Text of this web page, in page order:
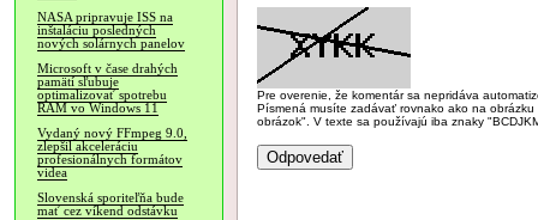
NASA pripravuje ISS na
inštaláciu posledných
nových solárnych panelov
Microsoft v čase drahých
pamätí sľubuje
optimalizovať spotrebu
RAM vo Windows 11
Vydaný nový FFmpeg 9.0,
zlepšil akceleráciu
profesionálnych formátov
videa
Slovenská sporiteľňa bude
mať cez víkend odstávku
Pre overenie, že komentár sa nepridáva
Písmená musíte zadávať rovnako ako na
obrázok". V texte sa používajú iba znaky